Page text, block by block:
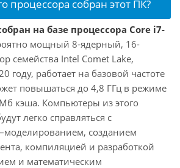
процессора собран этот ПК?
на базе процессора Core i7-
мощный 8-ядерный, 16-
семейства Intel Comet Lake,
работает на базовой частоте
повышаться до 4,8 ГГц в режиме
кэша. Компьютеры из этого
легко справляться с
созданием
компиляцией и разработкой
и математическим